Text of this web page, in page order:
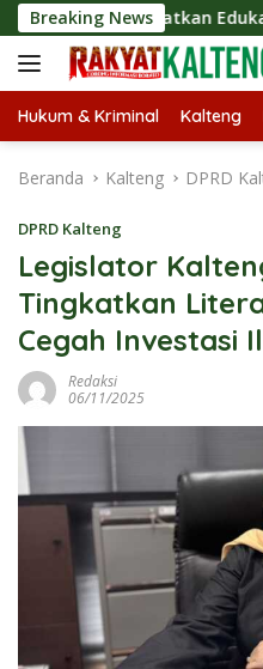
Langsung
ke
konten
Breaking NewsEdukasi Publik
Hukum & Kriminal Kalteng
Beranda Kalteng DPRD
DPRD Kalteng
Legislator
Tingkatkan
Cegah Investasi
Redaksi
06/11/2025